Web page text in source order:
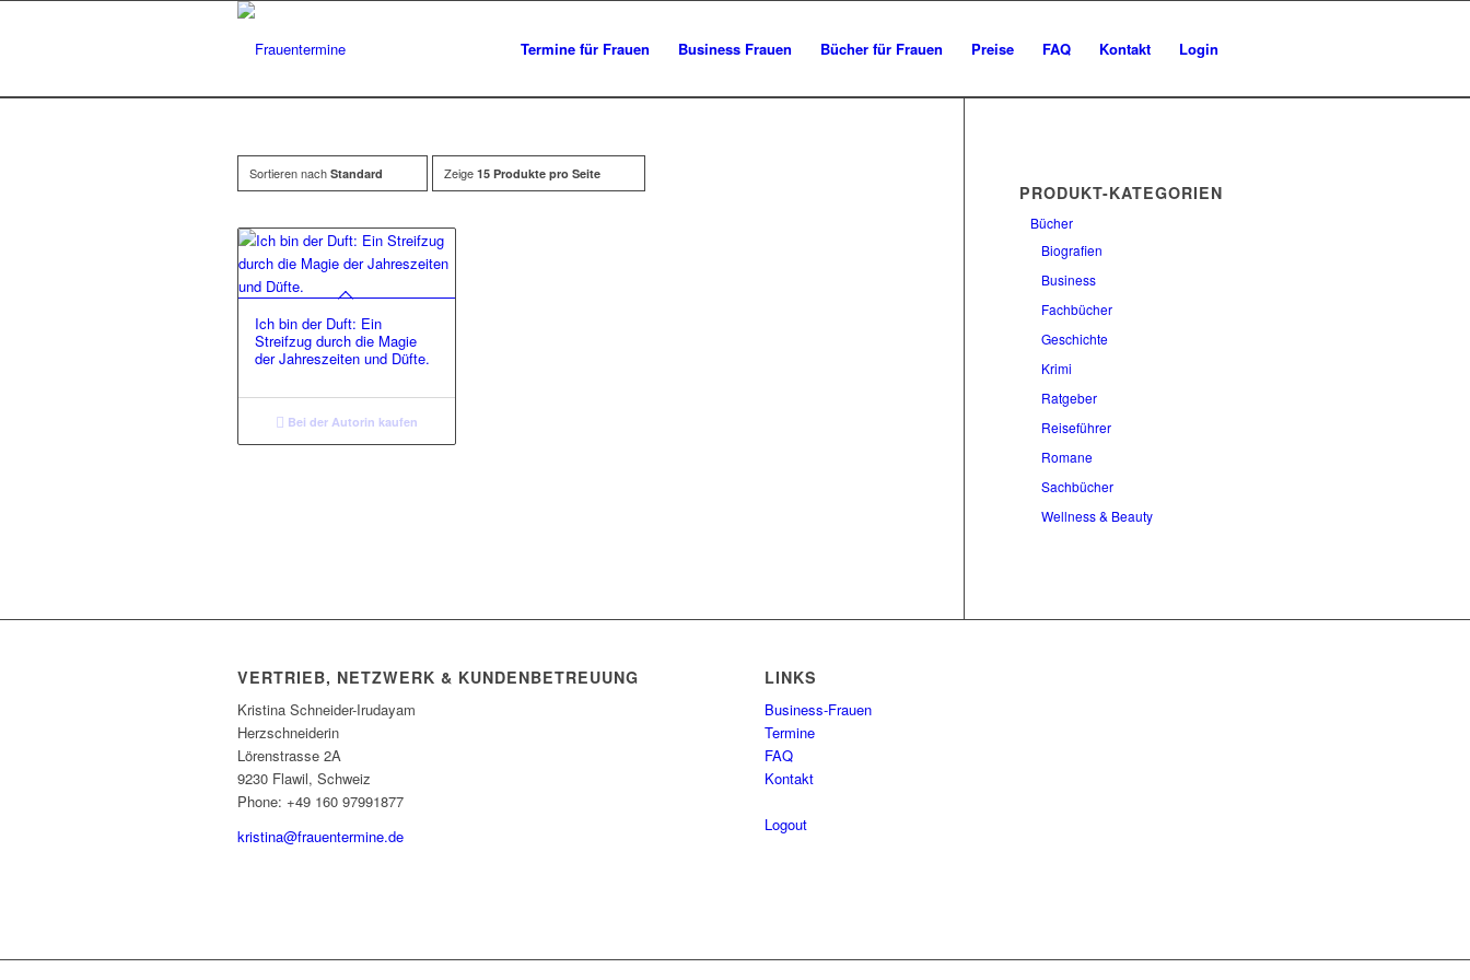
Termine für Frauen Business Frauen Bücher für Frauen Preise FAQ Kontakt Login
Sortieren nach Standard Zeige 15 Produkte pro Seite
Ich bin der Duft: Ein
Streifzug durch die Magie
der Jahreszeiten und Düfte.
Bei der Autorin kaufen
PRODUKT-KATEGORIEN
Bücher
Biografien
Business
Fachbücher
Geschichte
Krimi
Ratgeber
Reiseführer
Romane
Sachbücher
Wellness & Beauty
VERTRIEB, NETZWERK & KUNDENBETREUUNG
Kristina Schneider-Irudayam
Herzschneiderin
Lörenstrasse 2A
9230 Flawil, Schweiz
Phone: +49 160 97991877
kristina@frauentermine.de
LINKS
Business-Frauen
Termine
FAQ
Kontakt
Logout